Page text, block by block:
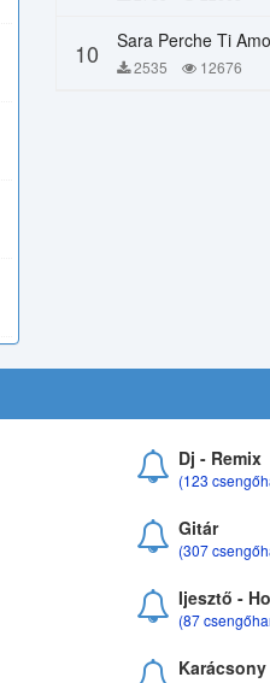
10 2535 12676
Dj - Remix
(123
Gitár
(307
Ijesztő -
(87
Karácsony